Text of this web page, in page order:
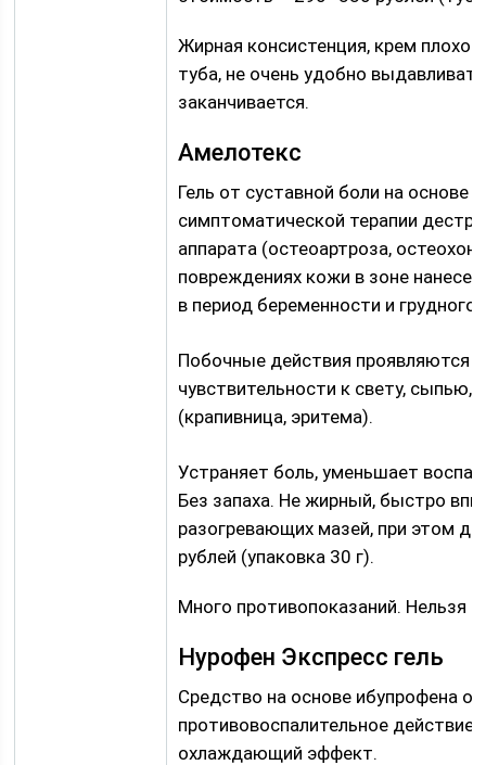
Жирная консистенция, крем плохо
туба, не очень удобно
заканчивается.
Амелотекс
Гель от суставной боли на основе
симптоматической терапии
аппарата (остеоартроза,
повреждениях кожи в зоне
в период беременности и
Побочные действия
чувствительности к свету,
(крапивница, эритема).
Устраняет боль, уменьшает
Без запаха. Не жирный, быстро
разогревающих мазей, при этом
рублей (упаковка 30 г).
Много противопоказаний. Нельзя
Нурофен Экспресс гель
Средство на основе ибупрофена
противовоспалительное
охлаждающий эффект.